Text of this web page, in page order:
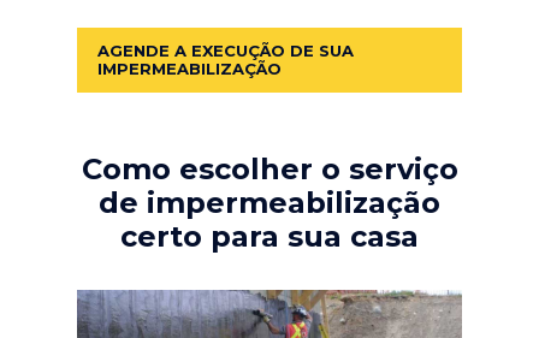
AGENDE A EXECUÇÃO DE SUA
IMPERMEABILIZAÇÃO
Como escolher o serviço
de impermeabilização
certo para sua casa